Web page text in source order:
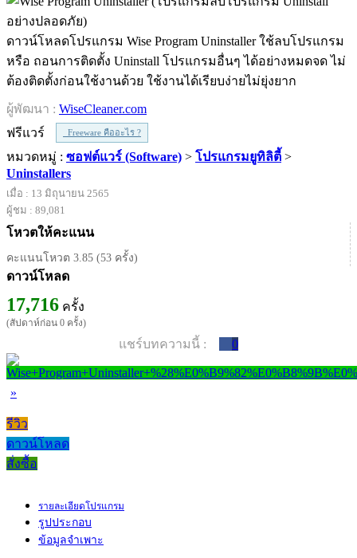
ดาวน์โหลดโปรแกรม Wise Program Uninstaller ใช้ลบโปรแกรม
หรือ ถอนการติดตั้ง Uninstall โปรแกรมอื่นๆ ได้อย่างหมดจด ไม่
ต้องติดตั้งก่อนใช้งานด้วย ใช้งานได้เรียบง่ายไม่ยุ่งยาก
ผู้พัฒนา : WiseCleaner.com
ฟรีแวร์
Freeware คืออะไร ?
หมวดหมู่ : ซอฟต์แวร์ (Software) > โปรแกรมยูทิลิตี้ >
Uninstallers
เมื่อ : 13 มิถุนายน 2565
ผู้ชม : 89,081
โหวตให้คะแนน
คะแนนโหวต 3.85 (53 ครั้ง)
ดาวน์โหลด
17,716 ครั้ง
(สัปดาห์ก่อน 0 ครั้ง)
แชร์บทความนี้ : 0
»
รีวิว
ดาวน์โหลด
สั่งซื้อ
รายละเอียดโปรแกรม
รูปประกอบ
ข้อมูลจำเพาะ